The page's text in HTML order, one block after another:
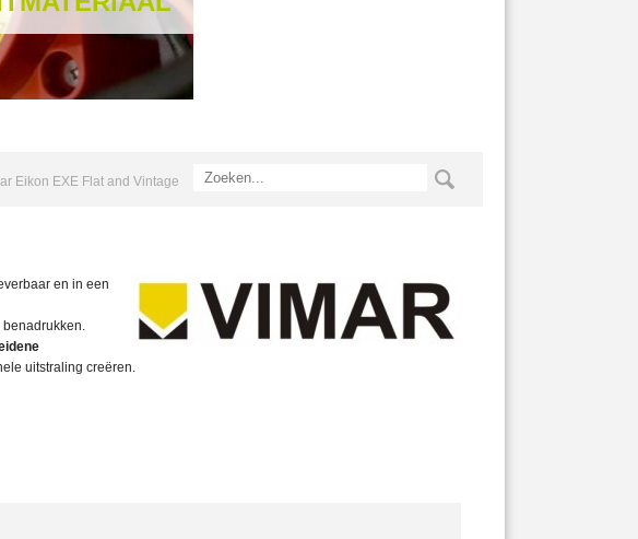
Eikon EXE Flat and Vintage
en in een
benadrukken.
uitstraling creëren.